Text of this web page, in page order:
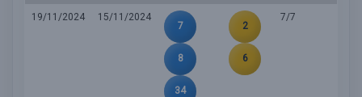
19/11/2024
15/11/2024
7
8
34
2
6
7/7